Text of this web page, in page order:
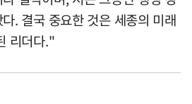
. 결국 중요한 것은 세종의 미래
리더다."